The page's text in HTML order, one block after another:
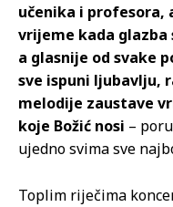
učenika i profesora,
vrijeme kada glazba
a glasnije od svake
sve ispuni ljubavlju,
melodije zaustave
koje Božić nosi –
ujedno svima sve
Toplim riječima